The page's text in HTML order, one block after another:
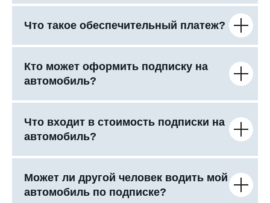
Что такое обеспечительный платеж?
Кто может оформить подписку на
автомобиль?
Что входит в стоимость подписки на
автомобиль?
Может ли другой человек водить мой
автомобиль по подписке?